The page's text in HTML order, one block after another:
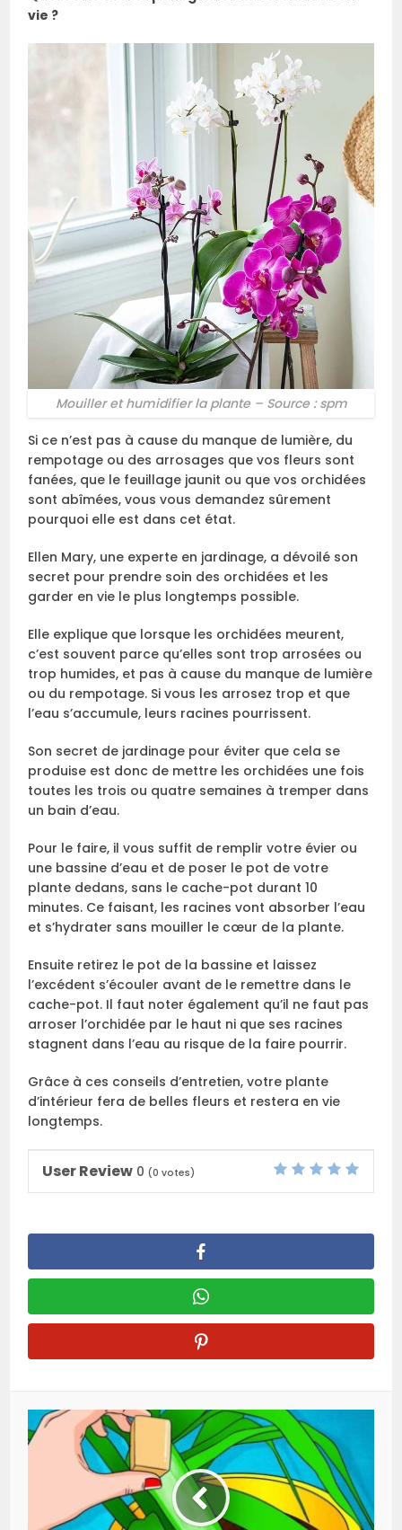
vie ?
Mouiller et humidifier la plante – Source : spm
Si ce n’est pas à cause du manque de lumière, du
rempotage ou des arrosages que vos fleurs sont
fanées, que le feuillage jaunit ou que vos orchidées
sont abîmées, vous vous demandez sûrement
pourquoi elle est dans cet état.
Ellen Mary, une experte en jardinage, a dévoilé son
secret pour prendre soin des orchidées et les
garder en vie le plus longtemps possible.
Elle explique que lorsque les orchidées meurent,
c’est souvent parce qu’elles sont trop arrosées ou
trop humides, et pas à cause du manque de lumière
ou du rempotage. Si vous les arrosez trop et que
l’eau s’accumule, leurs racines pourrissent.
Son secret de jardinage pour éviter que cela se
produise est donc de mettre les orchidées une fois
toutes les trois ou quatre semaines à tremper dans
un bain d’eau.
Pour le faire, il vous suffit de remplir votre évier ou
une bassine d’eau et de poser le pot de votre
plante dedans, sans le cache-pot durant 10
minutes. Ce faisant, les racines vont absorber l’eau
et s’hydrater sans mouiller le cœur de la plante.
Ensuite retirez le pot de la bassine et laissez
l’excédent s’écouler avant de le remettre dans le
cache-pot. Il faut noter également qu’il ne faut pas
arroser l’orchidée par le haut ni que ses racines
stagnent dans l’eau au risque de la faire pourrir.
Grâce à ces conseils d’entretien, votre plante
d’intérieur fera de belles fleurs et restera en vie
longtemps.
User Review 0 (0 votes)